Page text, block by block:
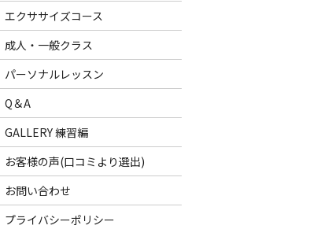
エクササイズコース
成人・一般クラス
パーソナルレッスン
Q＆A
GALLERY 練習編
お客様の声(口コミより選出)
お問い合わせ
プライバシーポリシー